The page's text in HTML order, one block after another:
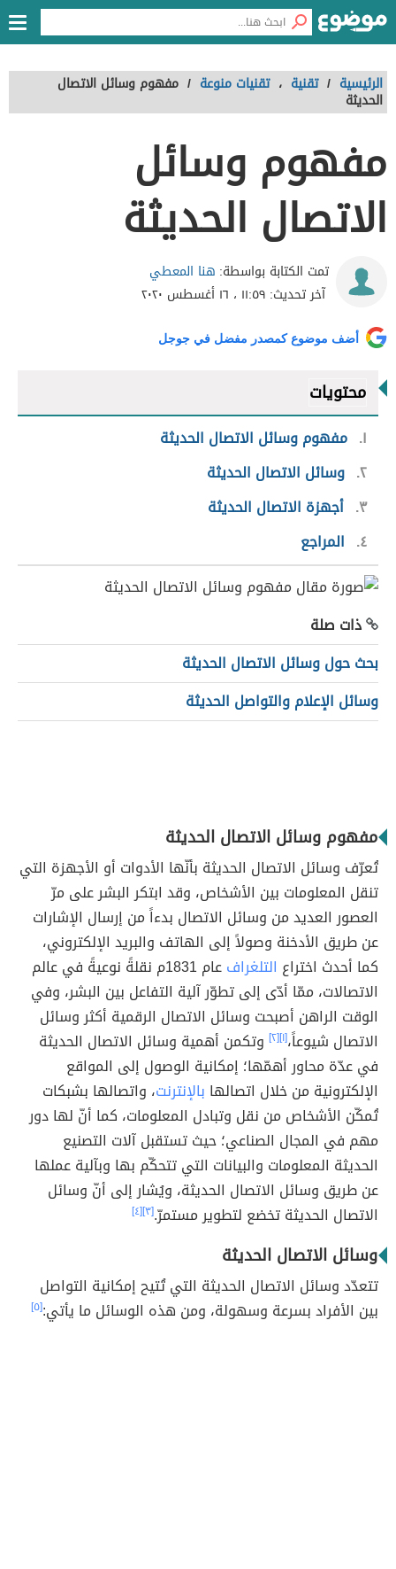
الرئيسية / تقنية ، تقنيات منوعة / مفهوم وسائل الاتصال
الحديثة
مفهوم وسائل
الاتصال الحديثة
تمت الكتابة بواسطة: هنا المعطي
آخر تحديث: ١١:٥٩ ، ١٦ أغسطس ٢٠٢٠
أضف موضوع كمصدر مفضل في جوجل
محتويات
١ مفهوم وسائل الاتصال الحديثة
٢ وسائل الاتصال الحديثة
٣ أجهزة الاتصال الحديثة
٤
المراجع
ذات صلة
بحث حول وسائل الاتصال الحديثة
وسائل الإعلام والتواصل الحديثة
مفهوم وسائل الاتصال الحديثة
تُعرّف وسائل الاتصال الحديثة بأنّها الأدوات أو الأجهزة التي
تنقل المعلومات بين الأشخاص، وقد ابتكر البشر على مرّ
العصور العديد من وسائل الاتصال بدءاً من إرسال الإشارات
عن طريق الأدخنة وصولاً إلى الهاتف والبريد الإلكتروني،
كما أحدث اختراع التلغراف
عام 1831م نقلةً نوعيةً في عالم
الاتصالات، ممّا أدّى إلى تطوّر آلية التفاعل بين البشر، وفي
الوقت الراهن أصبحت وسائل الاتصال الرقمية أكثر وسائل
الاتصال شيوعاً،[١] [٢]
وتكمن أهمية وسائل الاتصال الحديثة
في عدّة محاور أهمّها؛ إمكانية الوصول إلى المواقع
الإلكترونية من خلال اتصالها بالإنترنت، واتصالها بشبكات
تُمكّن الأشخاص من نقل وتبادل المعلومات، كما أنّ لها دور
مهم في المجال الصناعي؛ حيث تستقبل آلات التصنيع
الحديثة المعلومات والبيانات التي تتحكّم بها وبآلية عملها
عن طريق وسائل الاتصال الحديثة، ويُشار إلى أنّ وسائل
الاتصال الحديثة تخضع لتطوير مستمرّ.[٣] [٤]
وسائل الاتصال الحديثة
تتعدّد وسائل الاتصال الحديثة التي تُتيح إمكانية التواصل
بين الأفراد بسرعة وسهولة، ومن هذه الوسائل ما يأتي:[٥]